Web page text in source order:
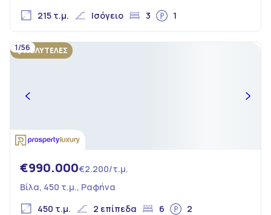
215 τ.μ.
Ισόγειο 3 1
ΠΟΛΥΤΕΛΕΣ
1/56
€990.000€2.200/τ.μ.
Βίλα, 450 τ.μ., Ραφήνα
450 τ.μ.
2 επίπεδα 6 2